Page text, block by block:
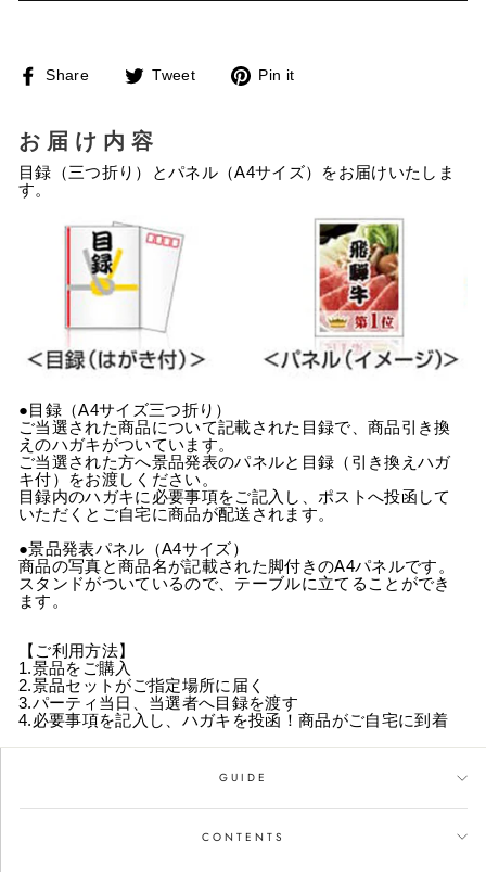
Share
Facebook
ア
す
る
Tweet
TwitterPin it
お届け内容
目録（三つ折り）とパネル（A4サイズ）をお届けいたしま
す。
●目録（A4サイズ三つ折り）
ご当選された商品について記載された目録で、商品引き換
えのハガキがついています。
ご当選された方へ景品発表のパネルと目録（引き換えハガ
キ付）をお渡しください。
目録内のハガキに必要事項をご記入し、ポストへ投函して
いただくとご自宅に商品が配送されます。
●景品発表パネル（A4サイズ）
商品の写真と商品名が記載された脚付きのA4パネルです。
スタンドがついているので、テーブルに立てることができ
ます。
【ご利用方法】
1.景品をご購入
2.景品セットがご指定場所に届く
3.パーティ当日、当選者へ目録を渡す
4.必要事項を記入し、ハガキを投函！商品がご自宅に到着
GUIDE
CONTENTS